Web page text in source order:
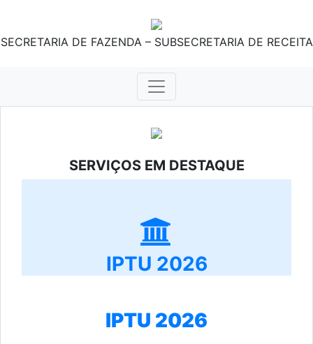
SECRETARIA DE FAZENDA – SUBSECRETARIA DE RECEITA
SERVIÇOS EM DESTAQUE
IPTU 2026
IPTU 2026